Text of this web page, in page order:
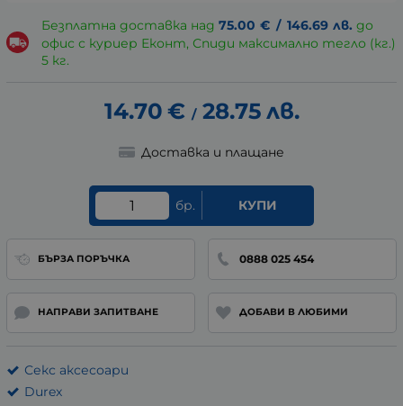
Безплатна доставка над 75.00 € / 146.69 лв. до
офис с куриер Еконт, Спиди максимално тегло (кг.)
5 кг.
14.70 € / 28.75 лв.
Доставка и плащане
бр. КУПИ
БЪРЗА ПОРЪЧКА 0888 025 454
НАПРАВИ ЗАПИТВАНЕ ДОБАВИ В ЛЮБИМИ
Секс аксесоари
Durex